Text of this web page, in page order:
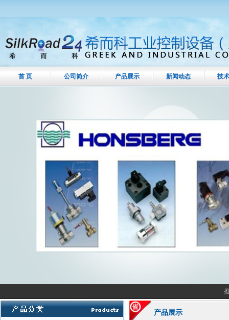
首 页 公司简介 产品展示 新闻动态 技
产品展示